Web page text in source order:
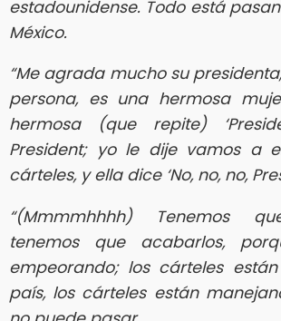
estadounidense. Todo está
México.
“Me agrada mucho su
persona, es una hermosa
hermosa (que repite)
President; yo le dije vamos a
cárteles, y ella dice ‘No, no, no,
“(Mmmmhhhh) Tenemos
tenemos que acabarlos,
empeorando; los cárteles
país, los cárteles están